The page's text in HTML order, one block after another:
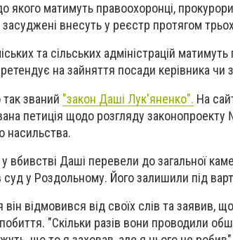
якого матимуть правоохоронці,
внесуть у реєстр протягом
та сільських адміністрацій
на зайняття посади керівника чи
званий "закон Даші Лук'яненко". На
петиція щодо розгляду
насильства.
вбивстві Даші перевели до загальної
у Роздольному. Його залишили під
він відмовився від своїх слів та заявив,
"Скільки разів вони проводили